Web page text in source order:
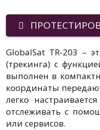
GlobalSat TR-203 –
(трекинга) с
выполнен в
координаты
легко
отслеживать с
или сервисов.